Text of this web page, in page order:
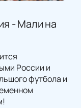
- Мали на
России и
футбола и